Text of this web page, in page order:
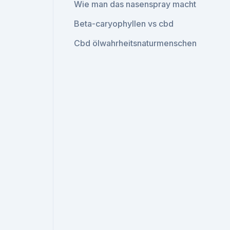
Wie man das nasenspray macht
Beta-caryophyllen vs cbd
Cbd ölwahrheitsnaturmenschen